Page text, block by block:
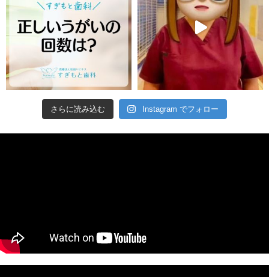
さらに読み込む Instagram でフォロー